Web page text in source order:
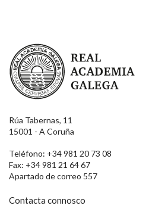
Real Academia Galega
Rúa Tabernas, 11
15001 - A Coruña
Teléfono: +34 981 20 73 08
Fax: +34 981 21 64 67
Apartado de correo 557
Contacta connosco